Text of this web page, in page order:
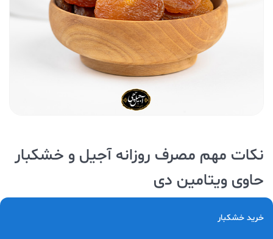
نکات مهم مصرف روزانه آجیل و خشکبار
حاوی ویتامین دی
در زمان مصرف آجیل و خشکبار حاوی ویتامین D بهتر است که به
خرید خشکبار